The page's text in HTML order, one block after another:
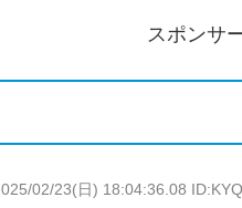
スポンサ
02/23(日) 18:04:36.08